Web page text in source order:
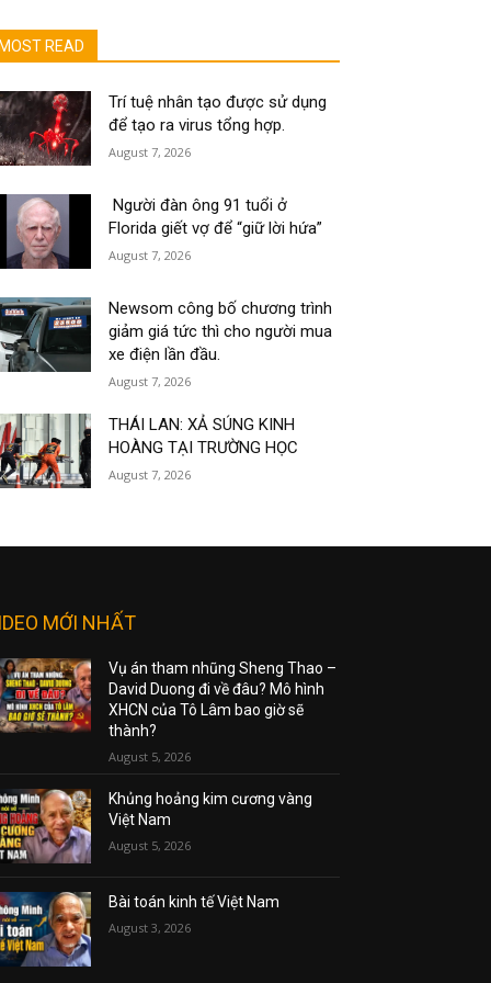
READ
Trí tuệ nhân tạo được sử dụng
để tạo ra virus tổng hợp.
August 7, 2026
Người đàn ông 91 tuổi ở
Florida giết vợ để “giữ lời hứa”
August 7, 2026
Newsom công bố chương trình
giảm giá tức thì cho người mua
xe điện lần đầu.
August 7, 2026
THÁI LAN: XẢ SÚNG KINH
HOÀNG TẠI TRƯỜNG HỌC
August 7, 2026
MỚI NHẤT
Vụ án tham nhũng Sheng Thao –
David Duong đi về đâu? Mô hình
XHCN của Tô Lâm bao giờ sẽ
thành?
August 5, 2026
Khủng hoảng kim cương vàng
Việt Nam
August 5, 2026
Bài toán kinh tế Việt Nam
August 3, 2026